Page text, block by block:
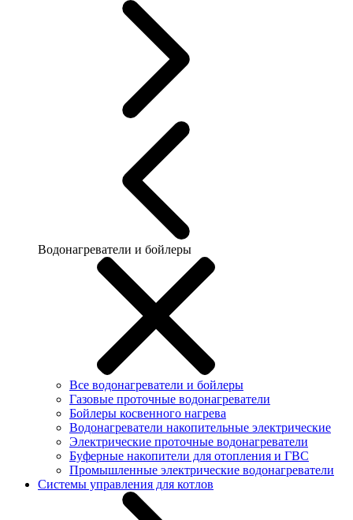
Водонагреватели и бойлеры
Все водонагреватели и бойлеры
Газовые проточные водонагреватели
Бойлеры косвенного нагрева
Водонагреватели накопительные электрические
Электрические проточные водонагреватели
Буферные накопители для отопления и ГВС
Промышленные электрические водонагреватели
Системы управления для котлов